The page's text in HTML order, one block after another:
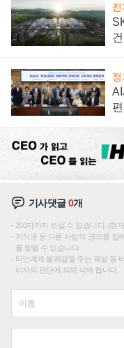
전
정
AI
기사댓글0개
200자까지 쓰실 수 있습니다. (현
저작권 등 다른 사람의 권리를 침
를 받을 수 있습니다.
타인에게 불쾌감을 주는 욕설 등
리자의 판단에 의해 삭제 합니다.